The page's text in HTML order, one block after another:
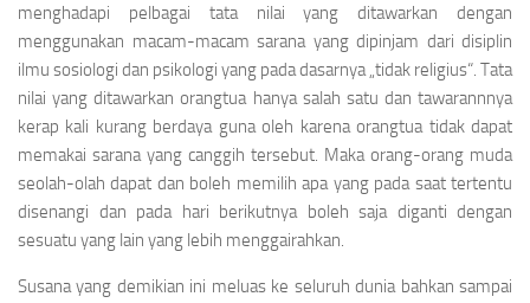
menghadapi pelbagai tata nilai yang ditawarkan dengan
menggunakan macam-macam sarana yang dipinjam dari disiplin
ilmu sosiologi dan psikologi yang pada dasarnya „tidak religius“. Tata
nilai yang ditawarkan orangtua hanya salah satu dan tawarannnya
kerap kali kurang berdaya guna oleh karena orangtua tidak dapat
memakai sarana yang canggih tersebut. Maka orang-orang muda
seolah-olah dapat dan boleh memilih apa yang pada saat tertentu
disenangi dan pada hari berikutnya boleh saja diganti dengan
sesuatu yang lain yang lebih menggairahkan.
Susana yang demikian ini meluas ke seluruh dunia bahkan sampai